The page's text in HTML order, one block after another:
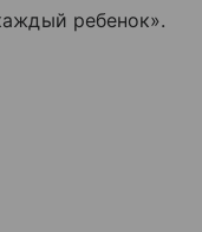
ребенок».